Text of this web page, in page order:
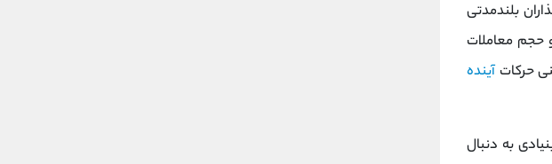
بلندمدتی
حجم معاملات
حرکاتآینده
به دنبال